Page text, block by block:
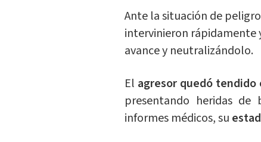
Ante la situación de
intervinieron rápidamente
avance y neutralizándolo.
El agresor quedó tendido
presentando heridas
informes médicos, su